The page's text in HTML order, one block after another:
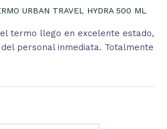
URBAN TRAVEL HYDRA 500 ML
termo llego en excelente estado,
personal inmediata. Totalmente